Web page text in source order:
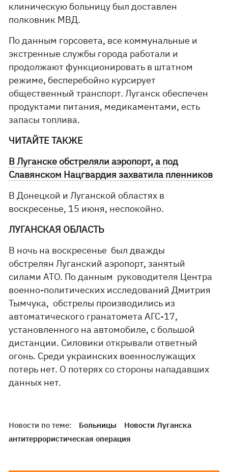
клиническую больницу был доставлен
полковник МВД.
По данным горсовета, все коммунальные и
экстренные службы города работали и
продолжают функционировать в штатном
режиме, бесперебойно курсирует
общественный транспорт. Луганск обеспечен
продуктами питания, медикаментами, есть
запасы топлива.
ЧИТАЙТЕ ТАКЖЕ
В Луганске обстреляли аэропорт, а под
Славянском Нацгвардия захватила пленников
В Донецкой и Луганской областях в
воскресенье, 15 июня, неспокойно.
ЛУГАНСКАЯ ОБЛАСТЬ
В ночь на воскресенье был дважды
обстрелян Луганский аэропорт, занятый
силами АТО. По данным руководителя Центра
военно-политических исследований Дмитрия
Тымчука, обстрелы производились из
автоматического гранатомета АГС-17,
установленного на автомобиле, с большой
дистанции. Силовики открывали ответный
огонь. Среди украинских военнослужащих
потерь нет. О потерях со стороны нападавших
данных нет.
Новости по теме: Больницы
Новости Луганска
антитеррористическая операция